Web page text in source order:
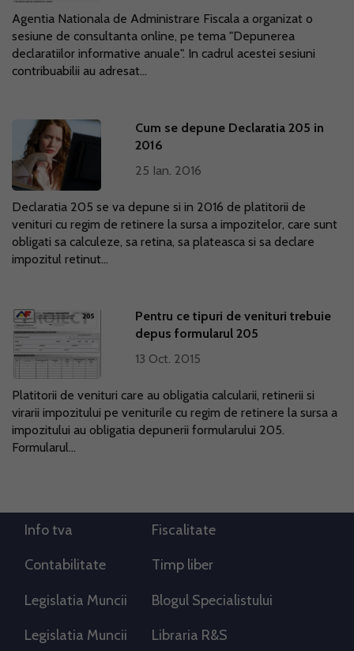
Agentia Nationala de Administrare Fiscala a organizat o
sesiune de consultanta online, pe tema "Depunerea
declaratiilor informative anuale". In cadrul acestei sesiuni
contribuabilii au adresat...
Cum se depune Declaratia 205 in
2016
25 Ian. 2016
Declaratia 205 se va depune si in 2016 de platitorii de
venituri cu regim de retinere la sursa a impozitelor, care sunt
obligati sa calculeze, sa retina, sa plateasca si sa declare
impozitul retinut...
Pentru ce tipuri de venituri trebuie
depus formularul 205
13 Oct. 2015
Platitorii de venituri care au obligatia calcularii, retinerii si
virarii impozitului pe veniturile cu regim de retinere la sursa a
impozitului au obligatia depunerii formularului 205.
Formularul...
Info tva Fiscalitate
Contabilitate Timp liber
Legislatia Muncii Blogul Specialistului
Legislatia Muncii Libraria R&S